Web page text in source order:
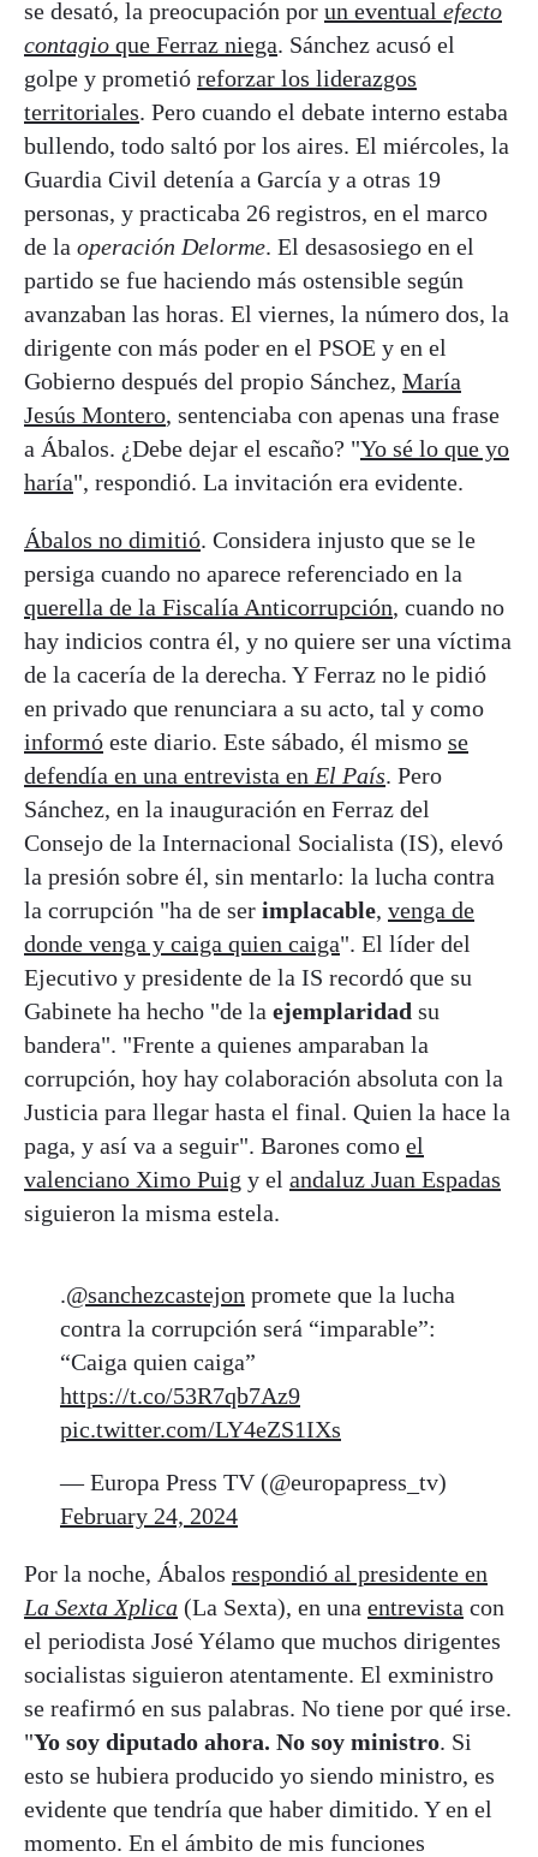
se desató, la preocupación por un eventual efecto
contagio que Ferraz niega. Sánchez acusó el
golpe y prometió reforzar los liderazgos
territoriales. Pero cuando el debate interno estaba
bullendo, todo saltó por los aires. El miércoles, la
Guardia Civil detenía a García y a otras 19
personas, y practicaba 26 registros, en el marco
de la operación Delorme. El desasosiego en el
partido se fue haciendo más ostensible según
avanzaban las horas. El viernes, la número dos, la
dirigente con más poder en el PSOE y en el
Gobierno después del propio Sánchez, María
Jesús Montero, sentenciaba con apenas una frase
a Ábalos. ¿Debe dejar el escaño? "Yo sé lo que yo
haría", respondió. La invitación era evidente.
Ábalos no dimitió. Considera injusto que se le
persiga cuando no aparece referenciado en la
querella de la Fiscalía Anticorrupción, cuando no
hay indicios contra él, y no quiere ser una víctima
de la cacería de la derecha. Y Ferraz no le pidió
en privado que renunciara a su acto, tal y como
informó este diario. Este sábado, él mismo se
defendía en una entrevista en El País. Pero
Sánchez, en la inauguración en Ferraz del
Consejo de la Internacional Socialista (IS), elevó
la presión sobre él, sin mentarlo: la lucha contra
la corrupción "ha de ser implacable, venga de
donde venga y caiga quien caiga". El líder del
Ejecutivo y presidente de la IS recordó que su
Gabinete ha hecho "de la ejemplaridad su
bandera". "Frente a quienes amparaban la
corrupción, hoy hay colaboración absoluta con la
Justicia para llegar hasta el final. Quien la hace la
paga, y así va a seguir". Barones como el
valenciano Ximo Puig y el andaluz Juan Espadas
siguieron la misma estela.
.@sanchezcastejon promete que la lucha
contra la corrupción será “imparable”:
“Caiga quien caiga”
https://t.co/53R7qb7Az9
pic.twitter.com/LY4eZS1IXs
— Europa Press TV (@europapress_tv)
February 24, 2024
Por la noche, Ábalos respondió al presidente en
La Sexta Xplica (La Sexta), en una entrevista con
el periodista José Yélamo que muchos dirigentes
socialistas siguieron atentamente. El exministro
se reafirmó en sus palabras. No tiene por qué irse.
"Yo soy diputado ahora. No soy ministro. Si
esto se hubiera producido yo siendo ministro, es
evidente que tendría que haber dimitido. Y en el
momento. En el ámbito de mis funciones